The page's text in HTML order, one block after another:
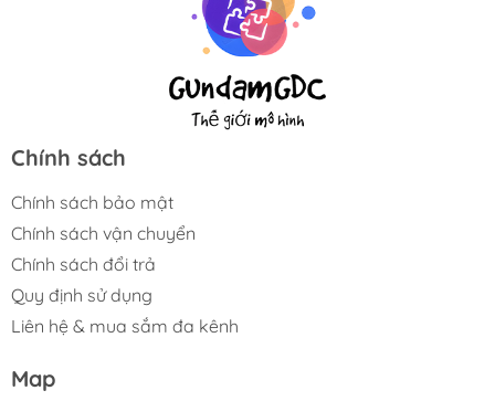
Chính sách
Chính sách bảo mật
Chính sách vận chuyển
Chính sách đổi trả
Quy định sử dụng
Liên hệ & mua sắm đa kênh
Map